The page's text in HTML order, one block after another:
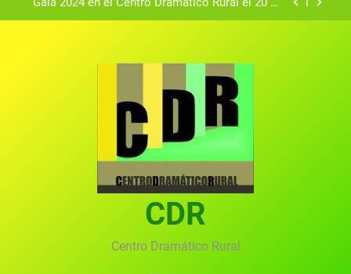
Gala 2024 en el Centro Dramático Rural el 20 de
convocado por el Centro Dramático Rural de Mira
(Cuenca)
Gala anual virtual del Centro Dramático Rural de
Gala del Centro Dramático Rural 2025
Gala 2024 en el Centro Dramático Rural el 20 de
Textos seleccionados en el VI Certamen
Francisco Nieva de piezas breves teatrales
convocado por el Centro Dramático Rural de Mira
Gala anual virtual del Centro Dramático Rural de
CDR
Centro Dramático Rural